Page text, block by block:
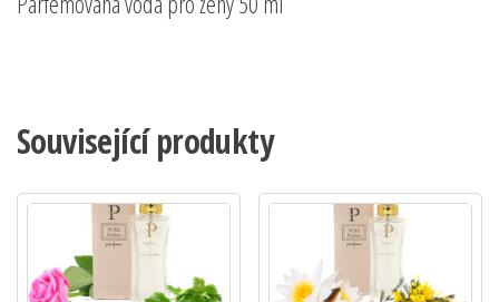
Související produkty